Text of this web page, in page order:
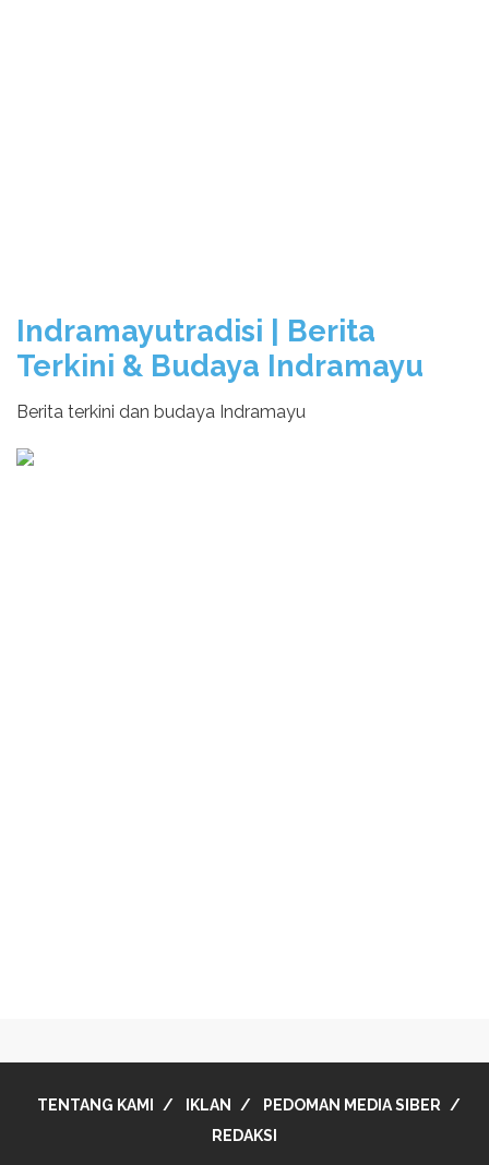
Indramayutradisi | Berita
Terkini & Budaya Indramayu
Berita terkini dan budaya Indramayu
TENTANG KAMI IKLAN
PEDOMAN MEDIA SIBER
REDAKSI